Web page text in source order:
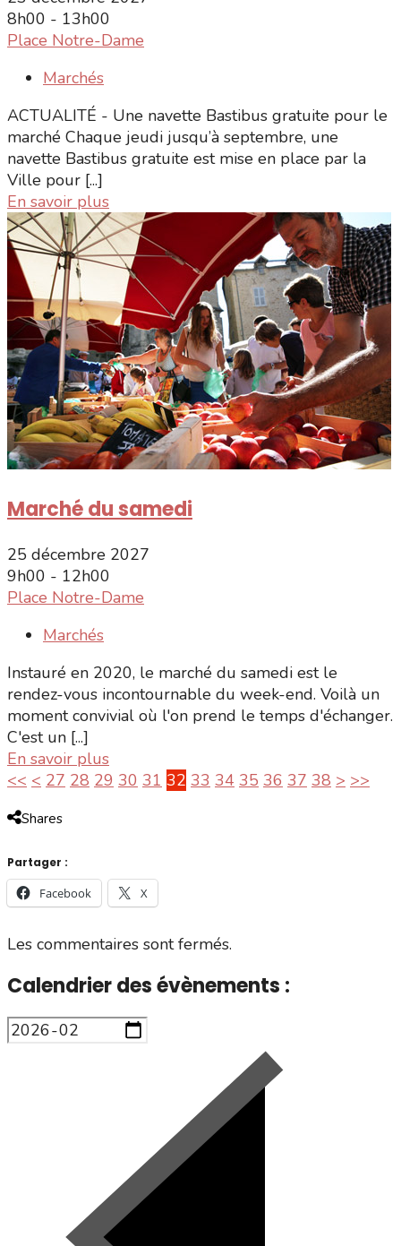
8h00 - 13h00
Place Notre-Dame
Marchés
ACTUALITÉ - Une navette Bastibus gratuite pour le
marché Chaque jeudi jusqu’à septembre, une
navette Bastibus gratuite est mise en place par la
Ville pour [...]
En savoir plus
Marché du samedi
25 décembre 2027
9h00 - 12h00
Place Notre-Dame
Marchés
Instauré en 2020, le marché du samedi est le
rendez-vous incontournable du week-end. Voilà un
moment convivial où l'on prend le temps d'échanger.
C'est un [...]
En savoir plus
<< < 27 28 29 30 31 32 33 34 35 36 37 38 > >>
Shares
Partager :
Facebook X
Les commentaires sont fermés.
Calendrier des évènements :